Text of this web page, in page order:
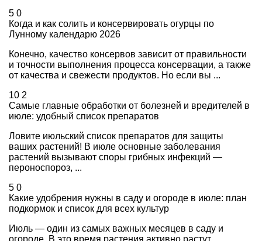
5 0
Когда и как солить и консервировать огурцы по
Лунному календарю 2026
Конечно, качество консервов зависит от правильности
и точности выполнения процесса консервации, а также
от качества и свежести продуктов. Но если вы ...
10 2
Самые главные обработки от болезней и вредителей в
июле: удобный список препаратов
Ловите июльский список препаратов для защиты
ваших растений! В июле основные заболевания
растений вызывают споры грибных инфекций —
пероноспороз, ...
5 0
Какие удобрения нужны в саду и огороде в июле: план
подкормок и список для всех культур
Июль — один из самых важных месяцев в саду и
огороде. В это время растения активно растут,